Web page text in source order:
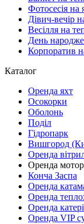
Фотосесія на
Дівич-вечір
Весілля на
День
Корпоратив
Каталог
Оренда яхт
Осокорки
Оболонь
Поділ
Гідропарк
Вишгород
Оренда
Оренда
Конча Заспа
Оренда
Оренда
Оренда
Оренда VIP